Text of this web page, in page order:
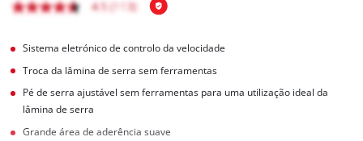
Sistema eletrónico de controlo da velocidade
Troca da lâmina de serra sem ferramentas
Pé de serra ajustável sem ferramentas para uma utilização ideal da
lâmina de serra
Grande área de aderência suave